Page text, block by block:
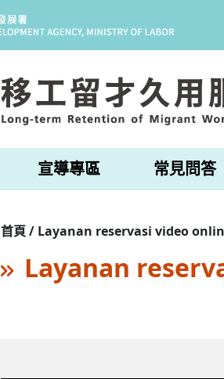
宣導專區 常見問答
首頁 / Layanan reservasi video
Layanan